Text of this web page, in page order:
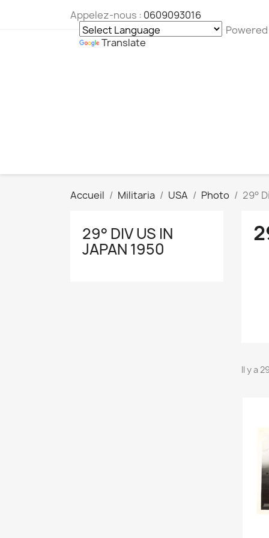
Appelez-nous : 0609093016
Translate
Accueil Militaria USA Photo 29°
29° DIV US IN
JAPAN 1950
Il y a